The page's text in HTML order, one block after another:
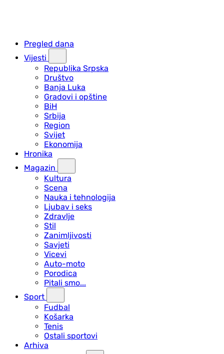
Pregled dana
Vijesti
Republika Srpska
Društvo
Banja Luka
Gradovi i opštine
BiH
Srbija
Region
Svijet
Ekonomija
Hronika
Magazin
Kultura
Scena
Nauka i tehnologija
Ljubav i seks
Zdravlje
Stil
Zanimljivosti
Savjeti
Vicevi
Auto-moto
Porodica
Pitali smo...
Sport
Fudbal
Košarka
Tenis
Ostali sportovi
Arhiva